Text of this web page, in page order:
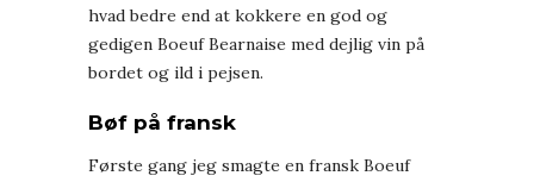
hvad bedre end at kokkere en god og
gedigen Boeuf Bearnaise med dejlig vin på
bordet og ild i pejsen.
Bøf på fransk
Første gang jeg smagte en fransk Boeuf